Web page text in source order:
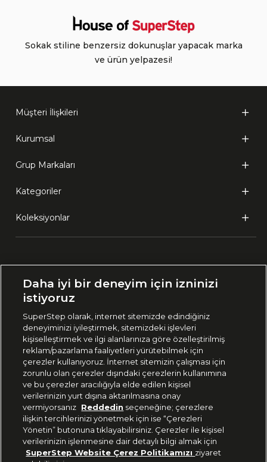
Sokak stiline benzersiz dokunuşlar yapacak marka
ve ürün yelpazesi!
Müşteri İlişkileri
Kurumsal
Grup Markaları
Kategoriler
Koleksiyonlar
🇹🇷 Türkiye
444 37 36
Uygulamadan Takip Edin
Bizi Takip Edin
Daha iyi bir deneyim için izninizi
istiyoruz
SuperStep olarak, internet sitemizde edindiğiniz
deneyiminizi iyileştirmek, sitemizdeki işlevleri
kişiselleştirmek ve ilgi alanlarınıza göre özelleştirilmiş
reklam/pazarlama faaliyetleri yürütebilmek için
çerezler kullanıyoruz. İnternet sitemizin çalışması için
zorunlu olan çerezler dışındaki çerezlerin kullanımına
ve bu çerezler aracılığıyla elde edilen kişisel
verilerinizin yurt dışına aktarılmasına onay
vermiyorsanız Reddedin seçeneğine; çerezlere
ilişkin tercihlerinizi yönetmek için ise “Çerezleri
Yönetin” butonuna tıklayabilirsiniz. Çerezler ile kişisel
verilerinizin işlenmesine dair detaylı bilgi almak için
SuperStep Website Çerez Politikamızı ziyaret